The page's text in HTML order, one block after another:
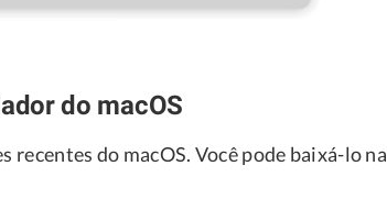
do macOS
do macOS. Você pode baixá-lo na